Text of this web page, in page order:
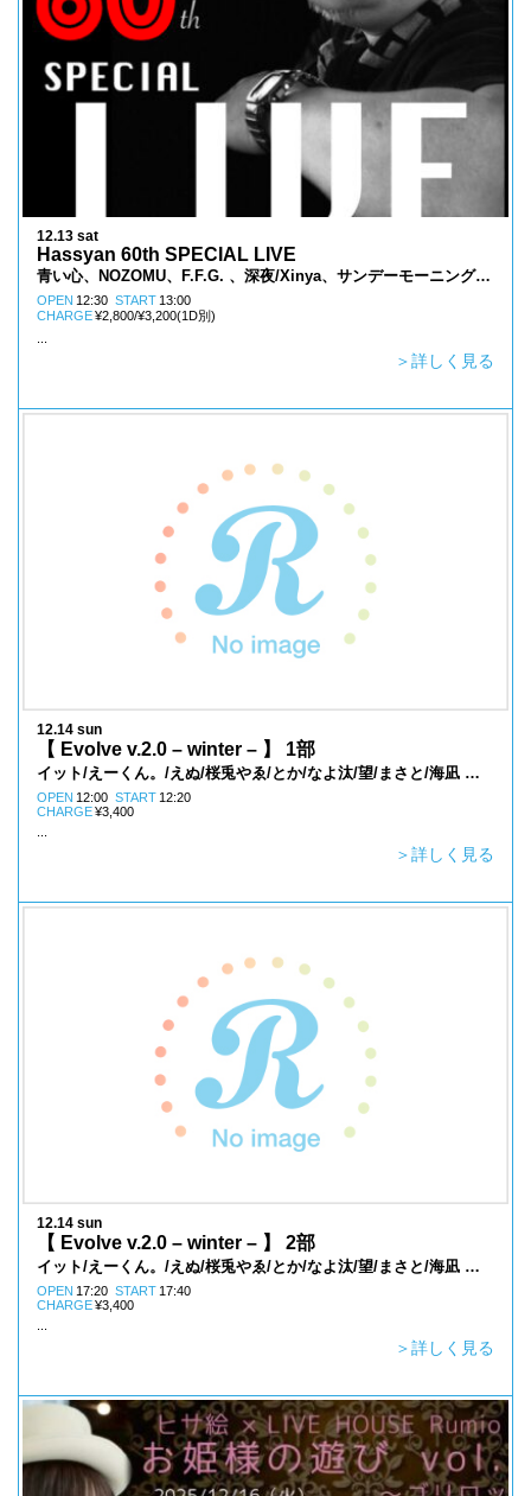
12.13 sat
Hassyan 60th SPECIAL LIVE
青い心、NOZOMU、F.F.G. 、深夜/Xinya、サンデーモーニングチ
ルドレン、ツチダズ、爛柯ラストプール
OPEN 12:30 START 13:00
CHARGE¥2,800/¥3,200(1D別)
＞詳しく見る
12.14 sun
【 Evolve v.2.0 – winter – 】 1部
イット/えーくん。/えぬ/桜兎やゑ/とか/なよ汰/望/まさと/海凪 澪/
むーさん
OPEN 12:00 START 12:20
CHARGE¥3,400
＞詳しく見る
12.14 sun
【 Evolve v.2.0 – winter – 】 2部
イット/えーくん。/えぬ/桜兎やゑ/とか/なよ汰/望/まさと/海凪 澪/
むーさん
OPEN 17:20 START 17:40
CHARGE¥3,400
＞詳しく見る